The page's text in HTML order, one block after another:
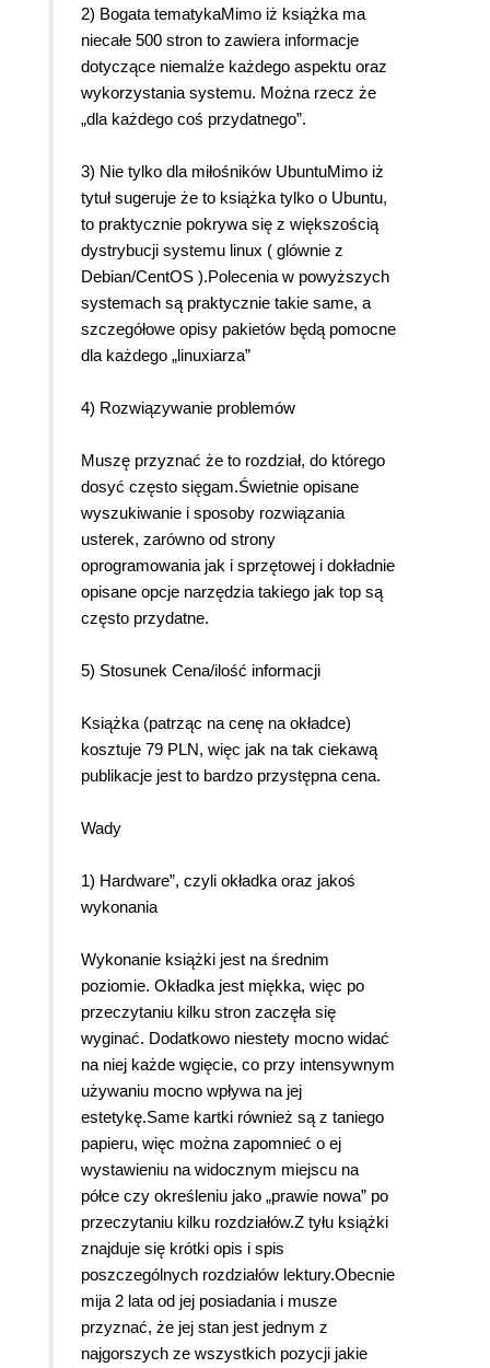
2) Bogata tematykaMimo iż książka ma
niecałe 500 stron to zawiera informacje
dotyczące niemalże każdego aspektu oraz
wykorzystania systemu. Można rzecz że
„dla każdego coś przydatnego”.
3) Nie tylko dla miłośników UbuntuMimo iż
tytuł sugeruje że to książka tylko o Ubuntu,
to praktycznie pokrywa się z większością
dystrybucji systemu linux ( glównie z
Debian/CentOS ).Polecenia w powyższych
systemach są praktycznie takie same, a
szczegółowe opisy pakietów będą pomocne
dla każdego „linuxiarza”
4) Rozwiązywanie problemów
Muszę przyznać że to rozdział, do którego
dosyć często sięgam.Świetnie opisane
wyszukiwanie i sposoby rozwiązania
usterek, zarówno od strony
oprogramowania jak i sprzętowej i dokładnie
opisane opcje narzędzia takiego jak top są
często przydatne.
5) Stosunek Cena/ilość informacji
Książka (patrząc na cenę na okładce)
kosztuje 79 PLN, więc jak na tak ciekawą
publikacje jest to bardzo przystępna cena.
Wady
1) Hardware”, czyli okładka oraz jakoś
wykonania
Wykonanie książki jest na średnim
poziomie. Okładka jest miękka, więc po
przeczytaniu kilku stron zaczęła się
wyginać. Dodatkowo niestety mocno widać
na niej każde wgięcie, co przy intensywnym
używaniu mocno wpływa na jej
estetykę.Same kartki również są z taniego
papieru, więc można zapomnieć o ej
wystawieniu na widocznym miejscu na
półce czy określeniu jako „prawie nowa” po
przeczytaniu kilku rozdziałów.Z tyłu książki
znajduje się krótki opis i spis
poszczególnych rozdziałów lektury.Obecnie
mija 2 lata od jej posiadania i musze
przyznać, że jej stan jest jednym z
najgorszych ze wszystkich pozycji jakie